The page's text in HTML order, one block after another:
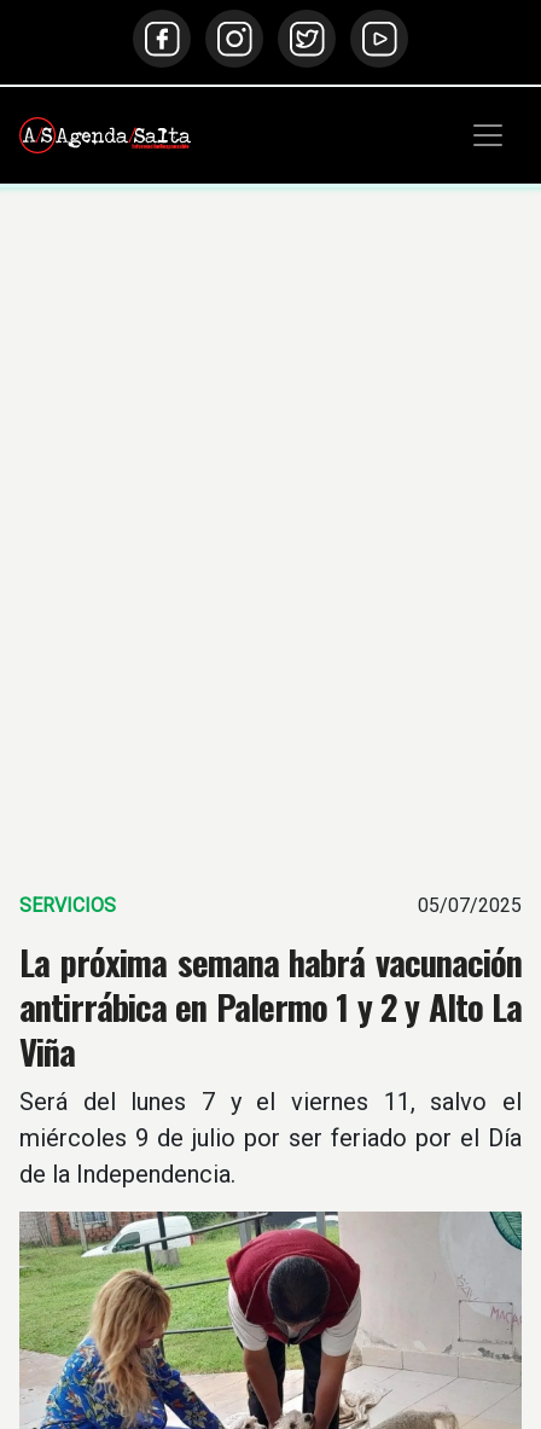
SERVICIOS 05/07/2025
La próxima semana habrá vacunación
antirrábica en Palermo 1 y 2 y Alto La
Viña
Será del lunes 7 y el viernes 11, salvo el
miércoles 9 de julio por ser feriado por el Día
de la Independencia.